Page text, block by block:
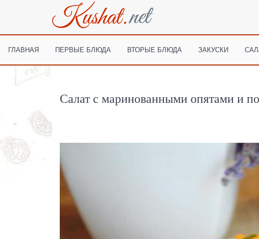
ГЛАВНАЯ ПЕРВЫЕ БЛЮДА ВТОРЫЕ БЛЮДА ЗАКУСКИ
Салат с маринованными опятами и